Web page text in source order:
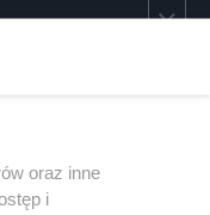
oraz inne
i